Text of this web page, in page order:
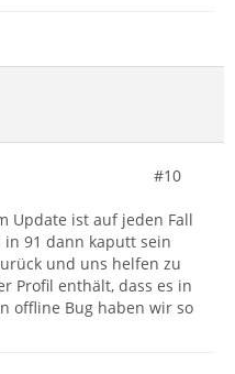
#10
Update ist auf jeden Fall
91 dann kaputt sein
und uns helfen zu
Profil enthält, dass es in
offline Bug haben wir so